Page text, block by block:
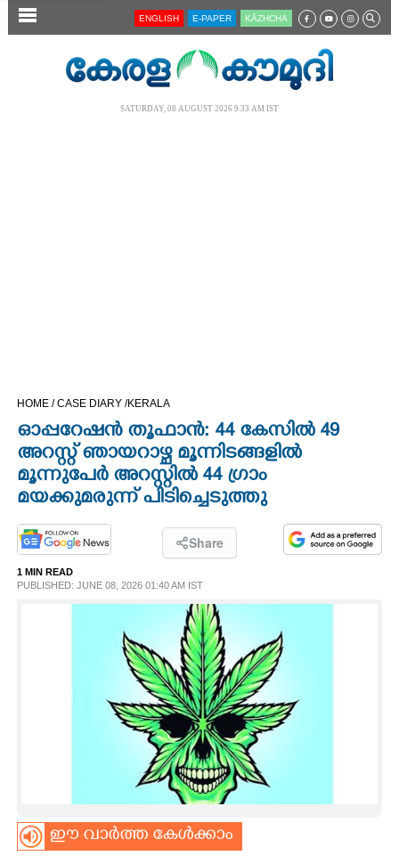
SECTIONS
OPINION
LIFESTYLE
CARTOONS
ENGLISH E-PAPER KĀZHCHA
SATURDAY, 08 AUGUST 2026 9.33 AM IST
HOME /CASE DIARY /KERALA
ഓപ്പറേഷൻ തൂഫാൻ: 44 കേസിൽ 49
അറസ്റ്റ് ഞായറാഴ്ച മൂന്നിടങ്ങളിൽ
മൂന്നുപേർ അറസ്റ്റിൽ 44 ഗ്രാം
മയക്കുമരുന്ന് പിടിച്ചെടുത്തു
Share
1 MIN READ
PUBLISHED: JUNE 08, 2026 01:40 AM IST
ഈ വാർത്ത കേൾക്കാം